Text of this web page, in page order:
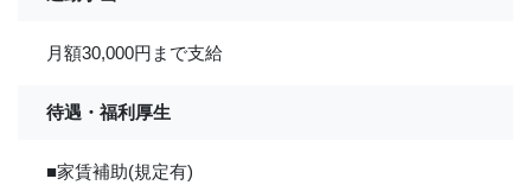
月額30,000円まで支給
待遇・福利厚生
■家賃補助(規定有)